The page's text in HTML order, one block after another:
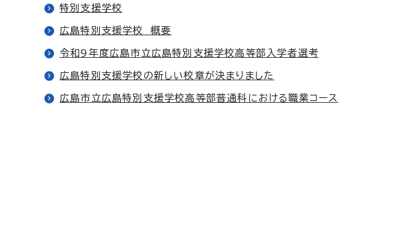
特別支援学校
広島特別支援学校 概要
令和9年度広島市立広島特別支援学校高等部入学者選考
広島特別支援学校の新しい校章が決まりました
広島市立広島特別支援学校高等部普通科における職業コース